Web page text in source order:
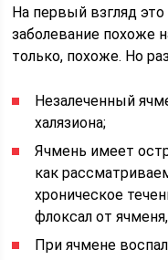
На первый взгляд
заболевание похоже
только, похоже. Но
Незалеченный
халязиона;
Ячмень имеет
как
хроническое
флоксал от
При ячмене